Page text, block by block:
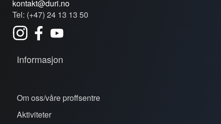
kontakt@duri.no
Tel: (+47) 24 13 13 50
Informasjon
Om oss/våre proffsentre
Aktiviteter